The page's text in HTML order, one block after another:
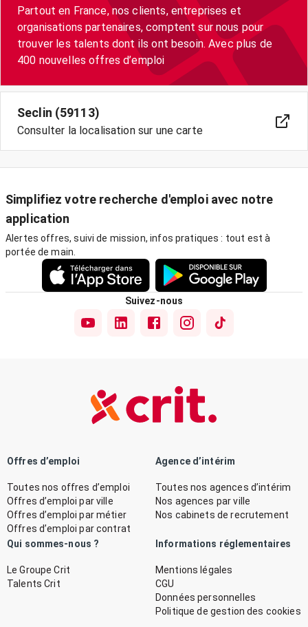
Partout en France, nos clients, entreprises et
organisations partenaires, comptent sur nous pour
trouver les talents dont ils ont besoin. Avec plus de
400 nouvelles offres d’emploi
Seclin (59113)
Consulter la localisation sur une carte
Simplifiez votre recherche d'emploi avec notre
application
Alertes offres, suivi de mission, infos pratiques : tout est à
portée de main.
Suivez-nous
Offres d’emploi
Toutes nos offres d’emploi
Offres d’emploi par ville
Offres d’emploi par métier
Offres d’emploi par contrat
Agence d’intérim
Toutes nos agences d’intérim
Nos agences par ville
Nos cabinets de recrutement
Qui sommes-nous ?
Le Groupe Crit
Talents Crit
Informations réglementaires
Mentions légales
CGU
Données personnelles
Politique de gestion des cookies